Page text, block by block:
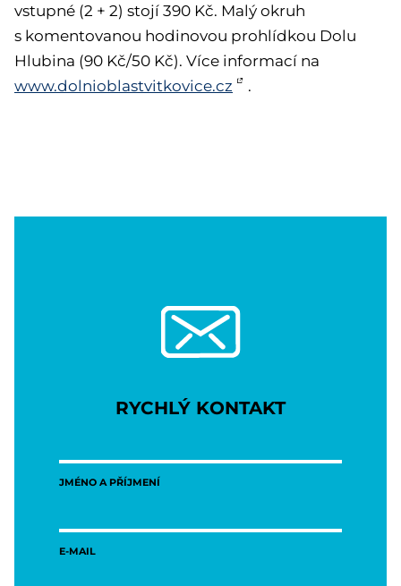
vstupné (2 + 2) stojí 390 Kč. Malý okruh
s komentovanou hodinovou prohlídkou Dolu
Hlubina (90 Kč/50 Kč). Více informací na
www.dolnioblastvitkovice.cz
.
RYCHLÝ KONTAKT
JMÉNO A PŘÍJMENÍ
E-MAIL